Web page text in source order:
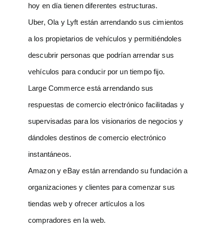
hoy en día tienen diferentes estructuras.
Uber, Ola y Lyft están arrendando sus cimientos
a los propietarios de vehículos y permitiéndoles
descubrir personas que podrían arrendar sus
vehículos para conducir por un tiempo fijo.
Large Commerce está arrendando sus
respuestas de comercio electrónico facilitadas y
supervisadas para los visionarios de negocios y
dándoles destinos de comercio electrónico
instantáneos.
Amazon y eBay están arrendando su fundación a
organizaciones y clientes para comenzar sus
tiendas web y ofrecer artículos a los
compradores en la web.